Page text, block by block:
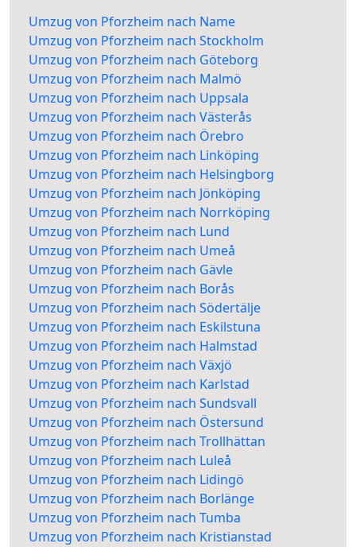
Umzug von Pforzheim nach Name
Umzug von Pforzheim nach Stockholm
Umzug von Pforzheim nach Göteborg
Umzug von Pforzheim nach Malmö
Umzug von Pforzheim nach Uppsala
Umzug von Pforzheim nach Västerås
Umzug von Pforzheim nach Örebro
Umzug von Pforzheim nach Linköping
Umzug von Pforzheim nach Helsingborg
Umzug von Pforzheim nach Jönköping
Umzug von Pforzheim nach Norrköping
Umzug von Pforzheim nach Lund
Umzug von Pforzheim nach Umeå
Umzug von Pforzheim nach Gävle
Umzug von Pforzheim nach Borås
Umzug von Pforzheim nach Södertälje
Umzug von Pforzheim nach Eskilstuna
Umzug von Pforzheim nach Halmstad
Umzug von Pforzheim nach Växjö
Umzug von Pforzheim nach Karlstad
Umzug von Pforzheim nach Sundsvall
Umzug von Pforzheim nach Östersund
Umzug von Pforzheim nach Trollhättan
Umzug von Pforzheim nach Luleå
Umzug von Pforzheim nach Lidingö
Umzug von Pforzheim nach Borlänge
Umzug von Pforzheim nach Tumba
Umzug von Pforzheim nach Kristianstad